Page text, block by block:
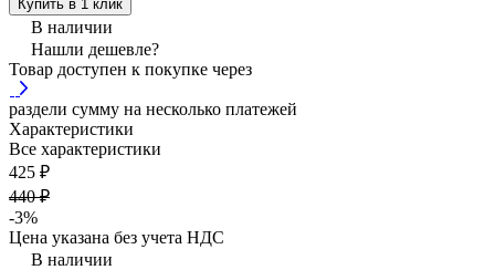
Купить в 1 клик
В наличии
Нашли дешевле?
Товар доступен к покупке через
раздели сумму на несколько платежей
Характеристики
Все характеристики
425 ₽
440 ₽
-3%
Цена указана без учета НДС
В наличии